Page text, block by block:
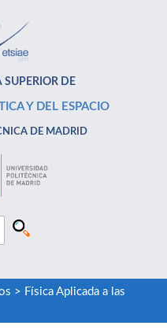
SUPERIOR DE
Y DEL ESPACIO
DE MADRID
> Física Aplicada a las